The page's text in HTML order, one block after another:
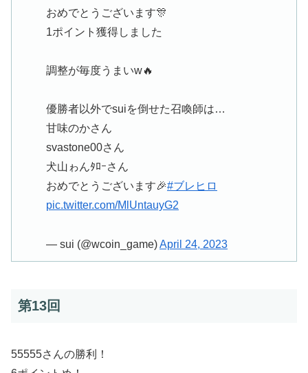
おめでとうございます🎊
1ポイント獲得しました
調整が毎度うまいw🔥
優勝者以外でsuiを倒せた召喚師は…
甘味のかさん
svastone00さん
犬山ゎんﾀﾛｰさん
おめでとうございます🎉#ブレヒロ
pic.twitter.com/MlUntauyG2
— sui (@wcoin_game)April 24, 2023
第13回
55555さんの勝利！